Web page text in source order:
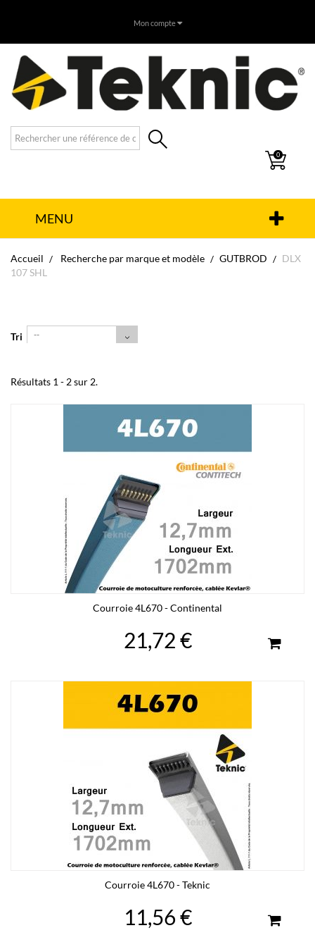
Mon compte
0
MENU
Accueil Recherche par marque et modèle GUTBROD
DLX
107 SHL
Tri --
Résultats 1 - 2 sur 2.
Courroie 4L670 - Continental
21,72 €
Courroie 4L670 - Teknic
11,56 €